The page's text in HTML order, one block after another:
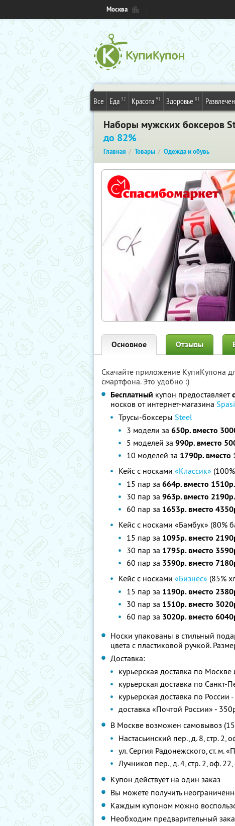
Москва
Все Еда 32 Красота 91 Здоровье 81
Наборы мужских боксеров
до 82%
Главная Товары Одежда и обувь
Основное Отзывы
Скачайте приложение КупиКупона
смартфона. Это удобно :)
Бесплатный купон предоставляет
носков от интернет-магазина
Трусы-боксеры Steel
3 модели за 650р. вместо
5 моделей за 990р. вместо
10 моделей за 1790р. вместо
Кейс с носками «Классик»
15 пар за 664р. вместо 1510р.
30 пар за 963р. вместо 2190р.
60 пар за 1653р. вместо
Кейс с носками «Бамбук» (80%
15 пар за 1095р. вместо
30 пар за 1795р. вместо
60 пар за 3590р. вместо
Кейс с носками «Бизнес» (85%
15 пар за 1190р. вместо
30 пар за 1510р. вместо
60 пар за 3020р. вместо
Носки упакованы в стильный
цвета с пластиковой ручкой.
Доставка:
курьерская доставка по
курьерская доставка по Санкт-
курьерская доставка по России
доставка «Почтой России» -
В Москве возможен самовывоз
Настасьинский пер., д. 8, стр. 2,
ул. Сергия Радонежского, ст. м.
Лучников пер., д. 4, стр. 2, оф.
Купон действует на один заказ
Вы можете получить
Каждым купоном можно
Необходим предварительный